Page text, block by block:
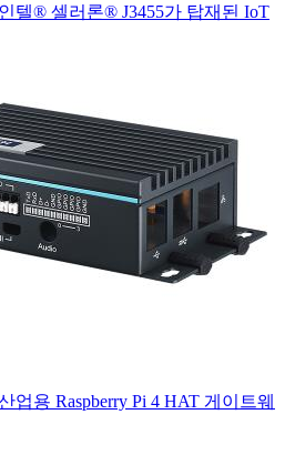
텔® 셀러론® J3455가 탑재된 IoT
업용 Raspberry Pi 4 HAT 게이트웨